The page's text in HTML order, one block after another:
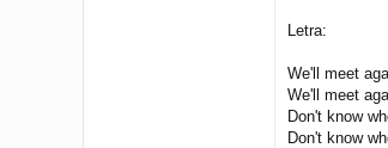
Letra:
We'll meet
We'll meet
Don't know
Don't know